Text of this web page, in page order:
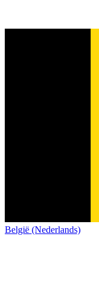
België (Nederlands)